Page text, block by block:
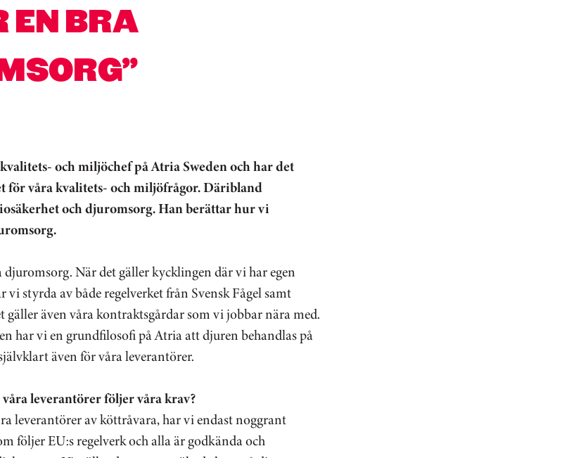
EN BRA
och miljöchef på Atria Sweden och har det
för våra kvalitets- och miljöfrågor. Däribland
och djuromsorg. Han berättar hur vi
djuromsorg. När det gäller kycklingen där vi har egen
styrda av både regelverket från Svensk Fågel samt
gäller även våra kontraktsgårdar som vi jobbar nära med.
har vi en grundfilosofi på Atria att djuren behandlas på
även för våra leverantörer.
leverantörer följer våra krav?
leverantörer av köttråvara, har vi endast noggrant
följer EU:s regelverk och alla är godkända och